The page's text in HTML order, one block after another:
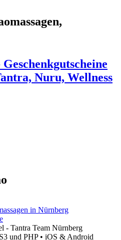
Nuru, Wellness
- Tantra Team Nürnberg
und PHP • iOS & Android